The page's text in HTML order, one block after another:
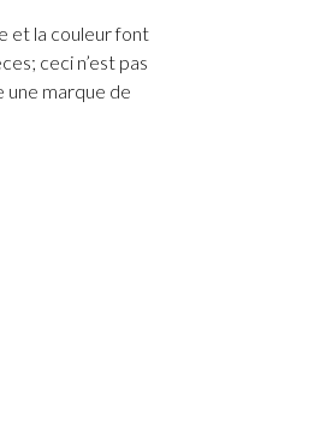
et la couleur font
ceci n’est pas
une marque de